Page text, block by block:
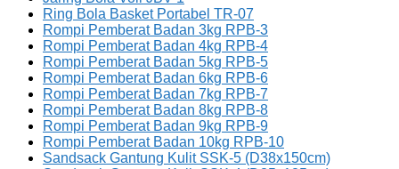
Ring Bola Basket Portabel TR-07
Rompi Pemberat Badan 3kg RPB-3
Rompi Pemberat Badan 4kg RPB-4
Rompi Pemberat Badan 5kg RPB-5
Rompi Pemberat Badan 6kg RPB-6
Rompi Pemberat Badan 7kg RPB-7
Rompi Pemberat Badan 8kg RPB-8
Rompi Pemberat Badan 9kg RPB-9
Rompi Pemberat Badan 10kg RPB-10
Sandsack Gantung Kulit SSK-5 (D38x150cm)